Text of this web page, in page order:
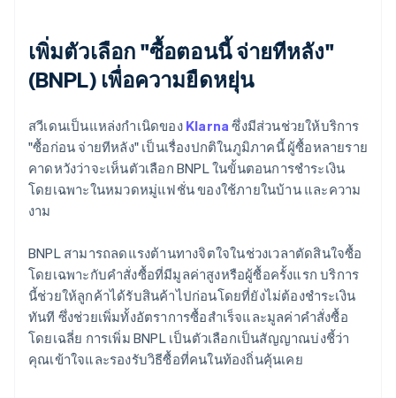
เพิ่มตัวเลือก "ซื้อตอนนี้ จ่ายทีหลัง"
(BNPL) เพื่อความยืดหยุ่น
สวีเดนเป็นแหล่งกำเนิดของ Klarna ซึ่งมีส่วนช่วยให้บริการ
"ซื้อก่อน จ่ายทีหลัง" เป็นเรื่องปกติในภูมิภาคนี้ ผู้ซื้อหลายราย
คาดหวังว่าจะเห็นตัวเลือก BNPL ในขั้นตอนการชำระเงิน
โดยเฉพาะในหมวดหมู่แฟชั่น ของใช้ภายในบ้าน และความ
งาม
BNPL สามารถลดแรงต้านทางจิตใจในช่วงเวลาตัดสินใจซื้อ
โดยเฉพาะกับคำสั่งซื้อที่มีมูลค่าสูงหรือผู้ซื้อครั้งแรก บริการ
นี้ช่วยให้ลูกค้าได้รับสินค้าไปก่อนโดยที่ยังไม่ต้องชำระเงิน
ทันที ซึ่งช่วยเพิ่มทั้งอัตราการซื้อสำเร็จและมูลค่าคำสั่งซื้อ
โดยเฉลี่ย การเพิ่ม BNPL เป็นตัวเลือกเป็นสัญญาณบ่งชี้ว่า
คุณเข้าใจและรองรับวิธีซื้อที่คนในท้องถิ่นคุ้นเคย